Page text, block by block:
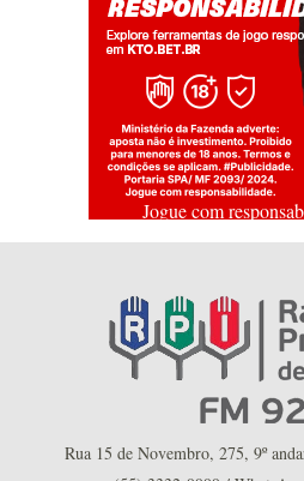
Jogue com
Rua 15 de Novembro, 275, 9º